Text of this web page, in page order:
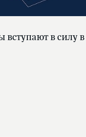
вступают в силу в